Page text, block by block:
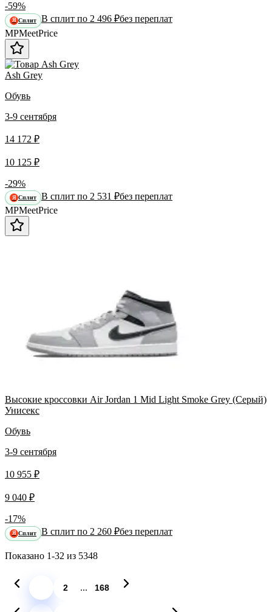
-59%
Я Сплит В сплит по 2 496 ₽без переплат
MPMeetPrice
Ash Grey
Обувь
3-9 сентября
14 172 ₽
10 125 ₽
-29%
Я Сплит В сплит по 2 531 ₽без переплат
MPMeetPrice
Высокие кроссовки Air Jordan 1 Mid Light Smoke Grey (Серый)
Унисекс
Обувь
3-9 сентября
10 955 ₽
9 040 ₽
-17%
Я Сплит В сплит по 2 260 ₽без переплат
Показано 1-32 из 5348
2 ... 168